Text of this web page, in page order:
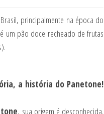
principalmente na época do
um pão doce recheado de frutas
a história do Panetone!
, sua origem é desconhecida.